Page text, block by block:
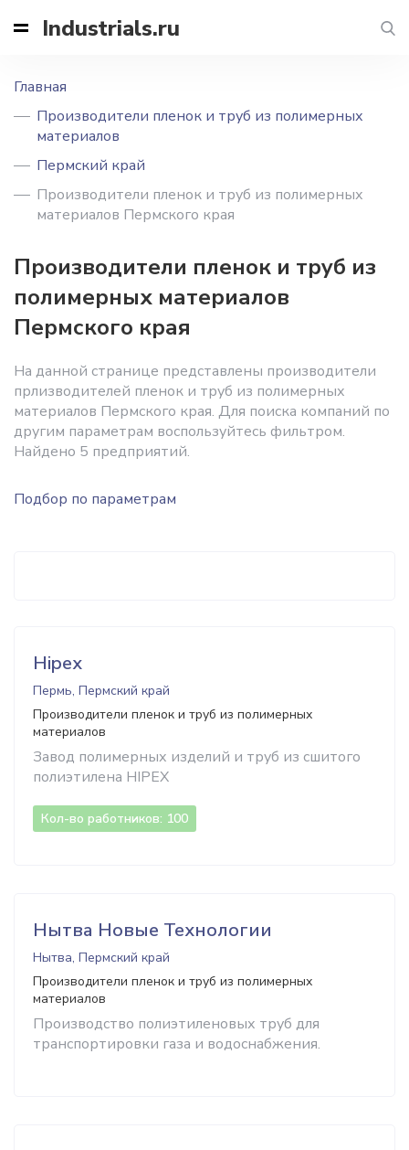
Industrials.ru
Главная
Производители пленок и труб из полимерных
материалов
Пермский край
Производители пленок и труб из полимерных
материалов Пермского края
Производители пленок и труб из
полимерных материалов
Пермского края
На данной странице представлены производители
прлизводителей пленок и труб из полимерных
материалов Пермского края. Для поиска компаний по
другим параметрам воспользуйтесь фильтром.
Найдено 5 предприятий.
Hipex
Пермь, Пермский край
Производители пленок и труб из полимерных
материалов
Завод полимерных изделий и труб из сшитого
полиэтилена HIPEX
Кол-во работников: 100
Нытва Новые Технологии
Нытва, Пермский край
Производители пленок и труб из полимерных
материалов
Производство полиэтиленовых труб для
транспортировки газа и водоснабжения.
Подбор по параметрам